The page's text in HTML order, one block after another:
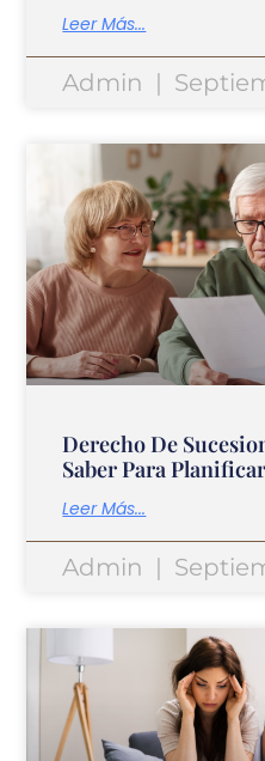
Leer Más...
Admin
Derecho De
Saber Para
Leer Más...
Admin